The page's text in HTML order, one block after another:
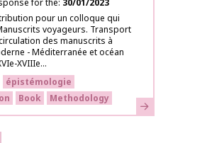
for the 30/01/2023
pour un colloque qui
voyageurs. Transport
des manuscrits à
- Méditerranée et océan
XVIIIe...
épistémologie
Book Methodology Learn more